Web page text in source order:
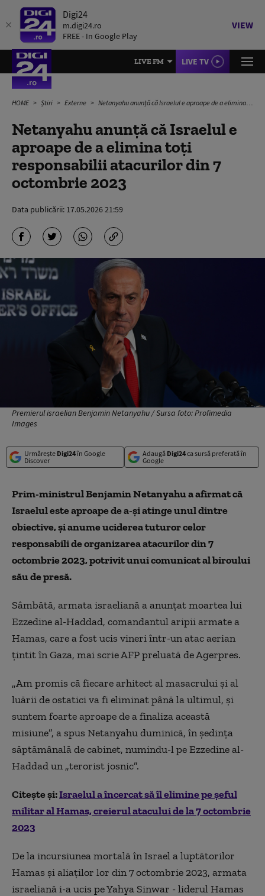
Digi24
m.digi24.ro
FREE - In Google Play
VIEW
LIVE FM LIVE TV
HOME Știri Externe Netanyahu anunță că Israelul e aproape de a elimina toți responsabilii atacurilor din 7 octombrie 2023
Netanyahu anunță că Israelul e
aproape de a elimina toți
responsabilii atacurilor din 7
octombrie 2023
Data publicării: 17.05.2026 21:59
Premierul israelian Benjamin Netanyahu / Sursa foto: Profimedia
Images
Urmărește Digi24în Google
Discover
Adaugă Digi24ca sursă preferată în
Google
Prim-ministrul Benjamin Netanyahu a afirmat că
Israelul este aproape de a-şi atinge unul dintre
obiective, şi anume uciderea tuturor celor
responsabili de organizarea atacurilor din 7
octombrie 2023, potrivit unui comunicat al biroului
său de presă.
Sâmbătă, armata israeliană a anunţat moartea lui
Ezzedine al-Haddad, comandantul aripii armate a
Hamas, care a fost ucis vineri într-un atac aerian
ţintit în Gaza, mai scrie AFP preluată de Agerpres.
„Am promis că fiecare arhitect al masacrului şi al
luării de ostatici va fi eliminat până la ultimul, şi
suntem foarte aproape de a finaliza această
misiune”, a spus Netanyahu duminică, în şedinţa
săptămânală de cabinet, numindu-l pe Ezzedine al-
Haddad un „terorist josnic”.
Citește și:Israelul a încercat să îl elimine pe şeful
militar al Hamas, creierul atacului de la 7 octombrie
2023
De la incursiunea mortală în Israel a luptătorilor
Hamas şi aliaţilor lor din 7 octombrie 2023, armata
israeliană i-a ucis pe Yahya Sinwar - liderul Hamas